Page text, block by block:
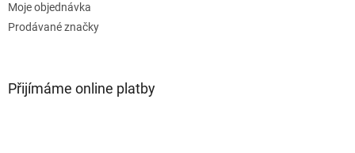
Moje objednávka
Prodávané značky
Přijímáme online platby